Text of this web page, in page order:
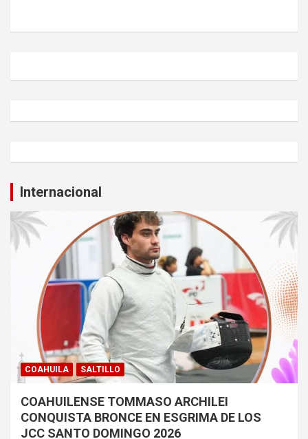
Internacional
COAHUILA SALTILLO
COAHUILENSE TOMMASO ARCHILEI
CONQUISTA BRONCE EN ESGRIMA DE LOS
JCC SANTO DOMINGO 2026